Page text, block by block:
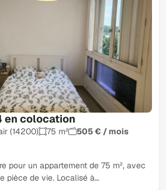
en colocation
(14200) 75 m²
505 € / mois
pour un appartement de 75 m², avec
pièce de vie. Localisé à…